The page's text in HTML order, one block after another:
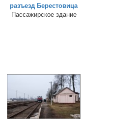
разъезд Берестовица
Пассажирское здание